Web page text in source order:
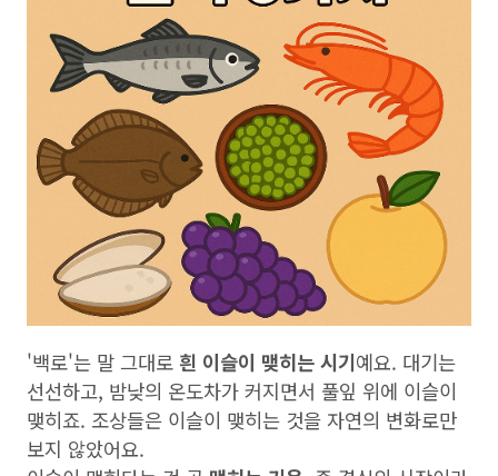
'백로'는 말 그대로 흰 이슬이 맺히는 시기예요. 대기는
선선하고, 밤낮의 온도차가 커지면서 풀잎 위에 이슬이
맺히죠. 조상들은 이슬이 맺히는 것을 자연의 변화로만
보지 않았어요.